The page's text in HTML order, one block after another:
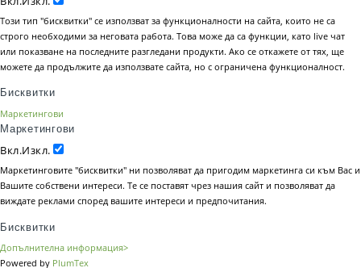
Този тип "бисквитки" се използват за функционалности на сайта, които не са
строго необходими за неговата работа. Това може да са функции, като live чат
или показване на последните разгледани продукти. Ако се откажете от тях, ще
можете да продължите да използвате сайта, но с ограничена функционалност.
Бисквитки
Маркетингови
Маркетингови
Вкл.Изкл.
Маркетинговите "бисквитки" ни позволяват да пригодим маркетинга си към Вас и
Вашите собствени интереси. Те се поставят чрез нашия сайт и позволяват да
виждате реклами според вашите интереси и предпочитания.
Бисквитки
Допълнителна информация>
Powered by PlumTex